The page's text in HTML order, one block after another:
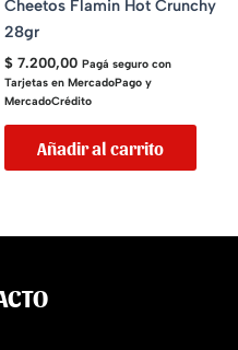
Cheetos Flamin Hot Crunchy
28gr
$ 7.200,00 Pagá seguro con
Tarjetas en MercadoPago y
MercadoCrédito
Añadir al carrito